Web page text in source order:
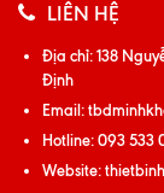
LIÊN HỆ
Địa chỉ:138
Định
Email:
Hotline:093 533
Website: